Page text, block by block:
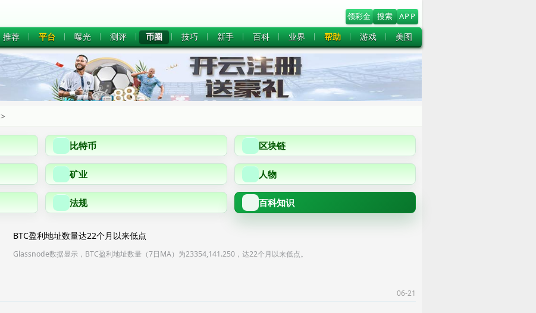
领彩金 搜索 APP
推荐 平台 曝光 测评 币圈 技巧 新手 百科 业界 帮助 游戏 美图
>
比特币 区块链
矿业 人物
法规 百科知识
BTC盈利地址数量达22个月以来低点
Glassnode数据显示，BTC盈利地址数量（7日MA）为23354,141.250，达22个月以来低点。
06-21